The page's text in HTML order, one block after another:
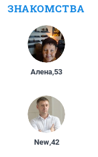
ЗНАКОМСТВА
Алена,53
New,42